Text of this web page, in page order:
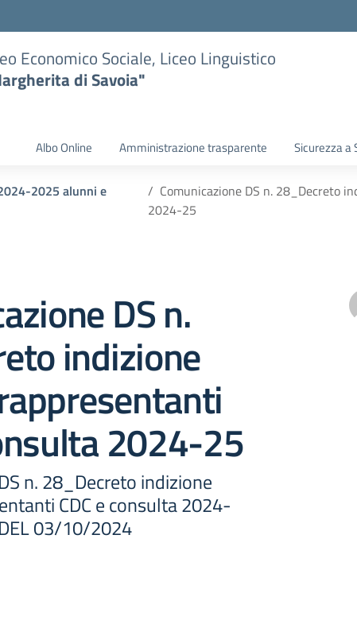
Economico Sociale, Liceo Linguistico
di Savoia"
Albo Online Amministrazione trasparente Sicurezza a
2025 alunni e
Comunicazione DS n. 28_Decreto
2024-25
DS n.
indizione
2024-25
n. 28_Decreto indizione
CDC e consulta 2024-
03/10/2024